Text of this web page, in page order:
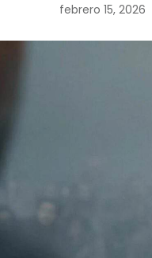
febrero 15, 2026